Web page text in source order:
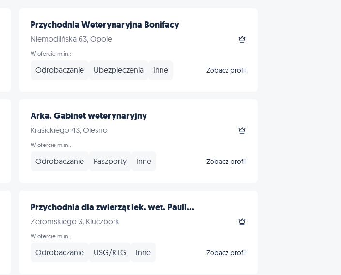
Przychodnia Weterynaryjna Bonifacy
Niemodlińska 63, Opole
W ofercie m.in.:
Odrobaczanie Ubezpieczenia Inne Zobacz profil
Arka. Gabinet weterynaryjny
Krasickiego 43, Olesno
W ofercie m.in.:
Odrobaczanie Paszporty Inne Zobacz profil
Przychodnia dla zwierząt lek. wet. Pauli...
Żeromskiego 3, Kluczbork
W ofercie m.in.:
Odrobaczanie USG/RTG Inne Zobacz profil